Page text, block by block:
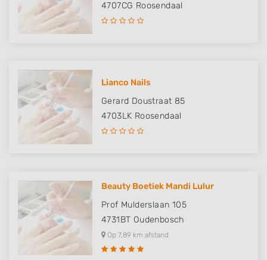
4707CG Roosendaal
Lianco Nails
Gerard Doustraat 85
4703LK Roosendaal
Beauty Boetiek Mandi Lulur
Prof Mulderslaan 105
4731BT Oudenbosch
Op 7,89 km afstand